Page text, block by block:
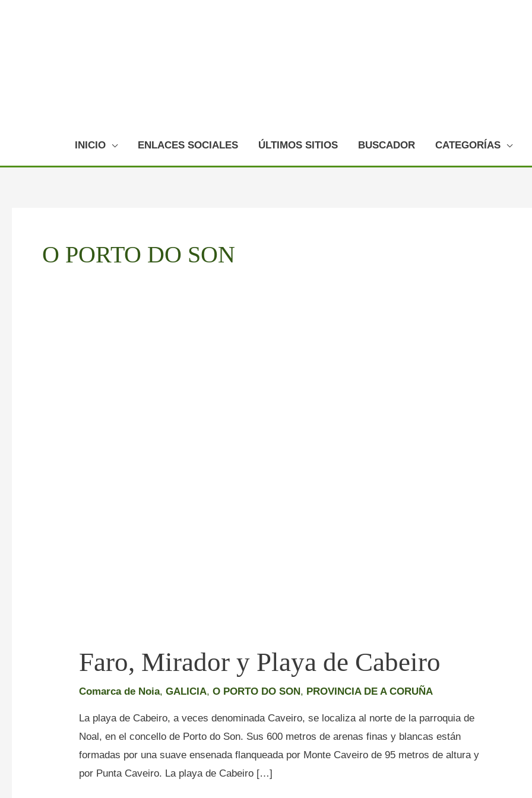
INICIO ENLACES SOCIALES ÚLTIMOS SITIOS BUSCADOR CATEGORÍAS
O PORTO DO SON
Faro, Mirador y Playa de Cabeiro
Comarca de Noia,GALICIA,O PORTO DO SON, PROVINCIA DE A CORUÑA
La playa de Cabeiro, a veces denominada Caveiro, se localiza al norte de la parroquia de
Noal, en el concello de Porto do Son. Sus 600 metros de arenas finas y blancas están
formadas por una suave ensenada flanqueada por Monte Caveiro de 95 metros de altura y
por Punta Caveiro. La playa de Cabeiro […]